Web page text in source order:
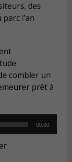
des
l’an
combler un
prêt à
00:00